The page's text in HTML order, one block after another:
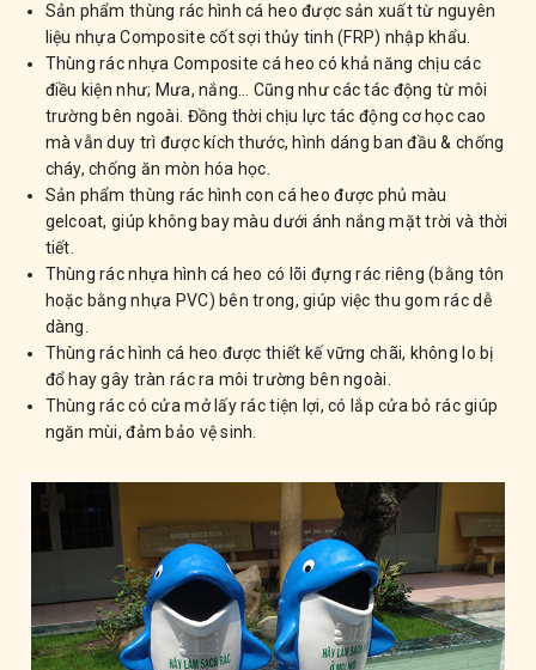
Sản phẩm thùng rác hình cá heo được sản xuất từ nguyên
liệu nhựa Composite cốt sợi thủy tinh (FRP) nhập khẩu.
Thùng rác nhựa Composite cá heo có khả năng chịu các
điều kiện như; Mưa, nắng… Cũng như các tác động từ môi
trường bên ngoài. Đồng thời chịu lực tác động cơ học cao
mà vẫn duy trì được kích thước, hình dáng ban đầu & chống
cháy, chống ăn mòn hóa học.
Sản phẩm thùng rác hình con cá heo được phủ màu
gelcoat, giúp không bay màu dưới ánh nắng mặt trời và thời
tiết.
Thùng rác nhựa hình cá heo có lõi đựng rác riêng (bằng tôn
hoặc bằng nhựa PVC) bên trong, giúp việc thu gom rác dễ
dàng.
Thùng rác hình cá heo được thiết kế vững chãi, không lo bị
đổ hay gây tràn rác ra môi trường bên ngoài.
Thùng rác có cửa mở lấy rác tiện lợi, có lắp cửa bỏ rác giúp
ngăn mùi, đảm bảo vệ sinh.